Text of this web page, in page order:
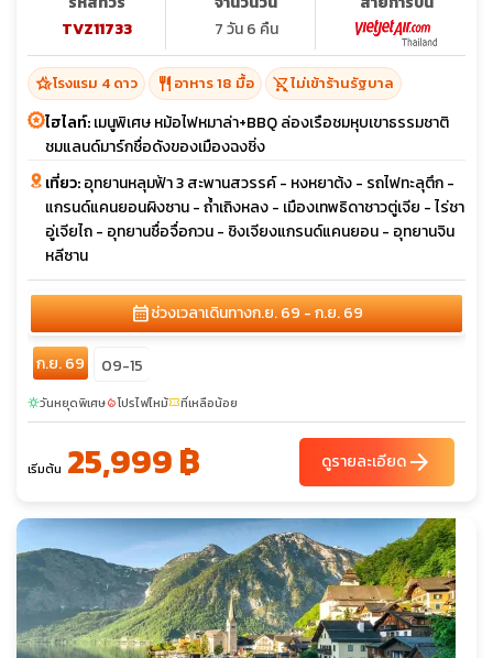
TVZ11733
7 วัน 6 คืน
hotel_classโรงแรม 4 ดาว restaurant อาหาร 18 มื้อ shopping_cart_offไม่เข้าร้านรัฐบาล
ไฮไลท์:เมนูพิเศษ หม้อไฟหมาล่า+BBQ ล่องเรือชมหุบเขาธรรมชาติ
ชมแลนด์มาร์กชื่อดังของเมืองฉงชิ่ง
เที่ยว:อุทยานหลุมฟ้า 3 สะพานสวรรค์ - หงหยาต้ง - รถไฟทะลุตึก -
แกรนด์แคนยอนผิงซาน - ถ้ำเถิงหลง - เมืองเทพธิดาชาวตู่เจีย - ไร่ชา
อู่เจียไถ - อุทยานชื่อจื่อกวน - ชิงเจียงแกรนด์แคนยอน - อุทยานจิน
หลีซาน
calendar_monthช่วงเวลาเดินทางก.ย. 69 - ก.ย. 69
ก.ย. 69 09-15
sunnyวันหยุดพิเศษlocal_fire_departmentโปรไฟไหม้confirmation_numberที่เหลือน้อย
เริ่มต้น 25,999 ฿ ดูรายละเอียดarrow_forward